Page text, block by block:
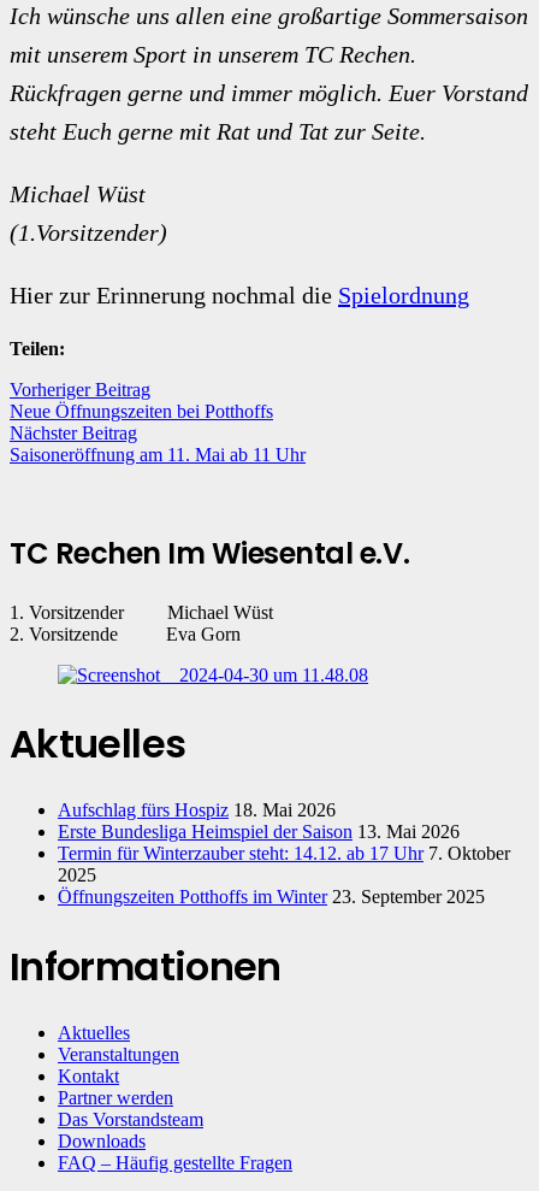
Ich wünsche uns allen eine großartige Sommersaison
mit unserem Sport in unserem TC Rechen.
Rückfragen gerne und immer möglich. Euer Vorstand
steht Euch gerne mit Rat und Tat zur Seite.
Michael Wüst
(1.Vorsitzender)
Hier zur Erinnerung nochmal die Spielordnung
Teilen:
Vorheriger Beitrag
Neue Öffnungszeiten bei Potthoffs
Nächster Beitrag
Saisoneröffnung am 11. Mai ab 11 Uhr
TC Rechen Im Wiesental e.V.
1. Vorsitzender Michael Wüst
2. Vorsitzende Eva Gorn
Aktuelles
Aufschlag fürs Hospiz 18. Mai 2026
Erste Bundesliga Heimspiel der Saison 13. Mai 2026
Termin für Winterzauber steht: 14.12. ab 17 Uhr 7. Oktober
2025
Öffnungszeiten Potthoffs im Winter 23. September 2025
Informationen
Aktuelles
Veranstaltungen
Kontakt
Partner werden
Das Vorstandsteam
Downloads
FAQ – Häufig gestellte Fragen